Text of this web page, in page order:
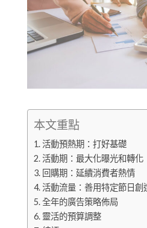
本文重點
活動預熱期：打好基礎
活動期：最大化曝光和轉化
回購期：延續消費者熱情
活動流量：善用特定節日創
全年的廣告策略佈局
靈活的預算調整